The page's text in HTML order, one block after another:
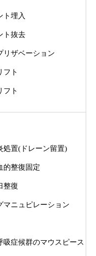
ト埋入
ト抜去
リザベーション
フト
フト
処置(ドレーン留置)
的整復固定
整復
マニュピレーション
吸症候群のマウスピース